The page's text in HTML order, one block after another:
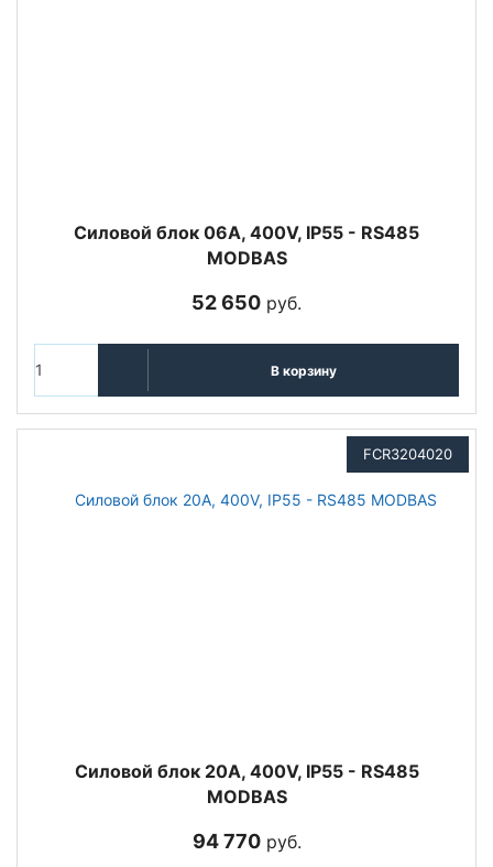
Cиловой блок 06A, 400V, IP55 - RS485
MODBAS
52 650 руб.
В корзину
FCR3204020
Cиловой блок 20A, 400V, IP55 - RS485
MODBAS
94 770руб.